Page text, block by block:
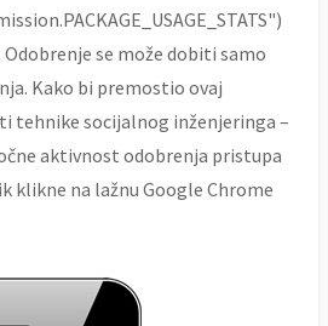
se može dobiti samo
Kako bi premostio ovaj
tehnike socijalnog inženjeringa –
aktivnost odobrenja pristupa
klikne na lažnu Google Chrome